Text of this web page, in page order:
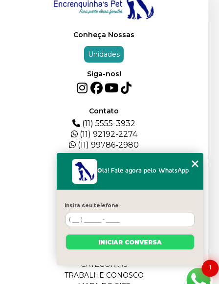
Conheça Nossas
Unidades
Siga-nos!
Contato
(11) 5555-3932
(11) 92192-2274
(11) 99786-2980
QUEM SOMOS
BLOG
FILHOTES
CATEGORIAS
TRABALHE CONOSCO
1
Olá! Fale agora pelo WhatsApp
Insira seu telefone
INICIAR CONVERSA